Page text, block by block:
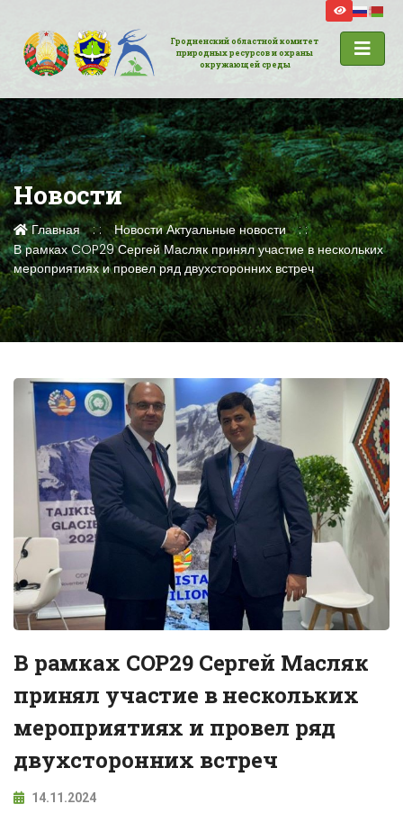
Гродненский областной комитет
природных ресурсов и охраны
окружающей среды
Новости
Главная Новости Актуальные новости
В рамках COP29 Сергей Масляк принял участие в нескольких
мероприятиях и провел ряд двухсторонних встреч
В рамках COP29 Сергей Масляк
принял участие в нескольких
мероприятиях и провел ряд
двухсторонних встреч
14.11.2024